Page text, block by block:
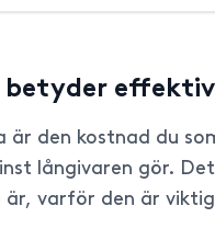
betyder
är den kostnad du
långivaren gör.
är, varför den är